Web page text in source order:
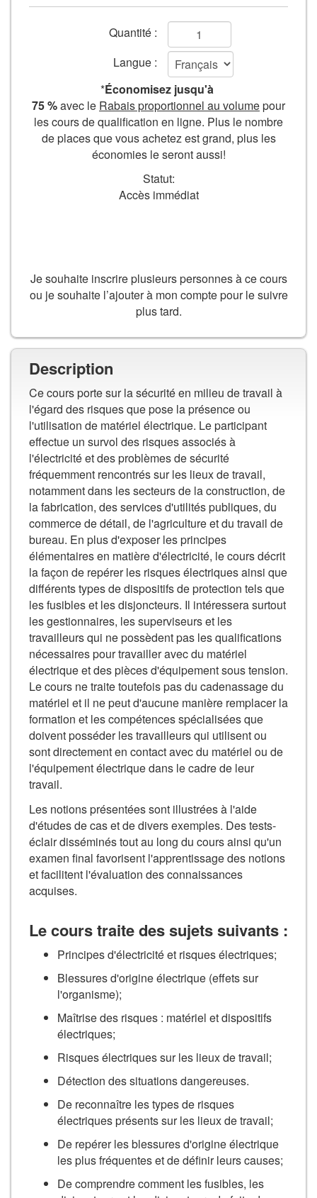
Ajouter
au
panier
Quantité :
Langue :
*Économisez jusqu'à
75 %avec le Rabais proportionnel au volumepour
les cours de qualification en ligne. Plus le nombre
de places que vous achetez est grand, plus les
économies le seront aussi!
Statut:
Accès immédiat
Je souhaite inscrire plusieurs personnes à ce cours
ou je souhaite l’ajouter à mon compte pour le suivre
plus tard.
Description
Ce cours porte sur la sécurité en milieu de travail à
l'égard des risques que pose la présence ou
l'utilisation de matériel électrique. Le participant
effectue un survol des risques associés à
l'électricité et des problèmes de sécurité
fréquemment rencontrés sur les lieux de travail,
notamment dans les secteurs de la construction, de
la fabrication, des services d'utilités publiques, du
commerce de détail, de l'agriculture et du travail de
bureau. En plus d'exposer les principes
élémentaires en matière d'électricité, le cours décrit
la façon de repérer les risques électriques ainsi que
différents types de dispositifs de protection tels que
les fusibles et les disjoncteurs. Il intéressera surtout
les gestionnaires, les superviseurs et les
travailleurs qui ne possèdent pas les qualifications
nécessaires pour travailler avec du matériel
électrique et des pièces d'équipement sous tension.
Le cours ne traite toutefois pas du cadenassage du
matériel et il ne peut d'aucune manière remplacer la
formation et les compétences spécialisées que
doivent posséder les travailleurs qui utilisent ou
sont directement en contact avec du matériel ou de
l'équipement électrique dans le cadre de leur
travail.
Les notions présentées sont illustrées à l'aide
d'études de cas et de divers exemples. Des tests-
éclair disséminés tout au long du cours ainsi qu'un
examen final favorisent l'apprentissage des notions
et facilitent l'évaluation des connaissances
acquises.
Le cours traite des sujets suivants :
Principes d'électricité et risques électriques;
Blessures d'origine électrique (effets sur
l'organisme);
Maîtrise des risques : matériel et dispositifs
électriques;
Risques électriques sur les lieux de travail;
Détection des situations dangereuses.
De reconnaître les types de risques
électriques présents sur les lieux de travail;
De repérer les blessures d'origine électrique
les plus fréquentes et de définir leurs causes;
De comprendre comment les fusibles, les